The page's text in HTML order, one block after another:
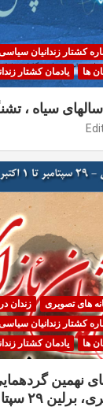
کشتار زندانیان سیاسی
ها یادمان کشتار
سیاه ،
های تصویری زندان
کشتار زندانیان سیاسی
ها یادمان کشتار
نهمین
سپتامبر ۲۰۲۳